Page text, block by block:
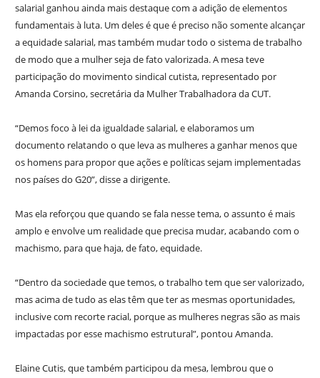
salarial ganhou ainda mais destaque com a adição de elementos
fundamentais à luta. Um deles é que é preciso não somente alcançar
a equidade salarial, mas também mudar todo o sistema de trabalho
de modo que a mulher seja de fato valorizada. A mesa teve
participação do movimento sindical cutista, representado por
Amanda Corsino, secretária da Mulher Trabalhadora da CUT.
“Demos foco à lei da igualdade salarial, e elaboramos um
documento relatando o que leva as mulheres a ganhar menos que
os homens para propor que ações e políticas sejam implementadas
nos países do G20”, disse a dirigente.
Mas ela reforçou que quando se fala nesse tema, o assunto é mais
amplo e envolve um realidade que precisa mudar, acabando com o
machismo, para que haja, de fato, equidade.
“Dentro da sociedade que temos, o trabalho tem que ser valorizado,
mas acima de tudo as elas têm que ter as mesmas oportunidades,
inclusive com recorte racial, porque as mulheres negras são as mais
impactadas por esse machismo estrutural”, pontou Amanda.
Elaine Cutis, que também participou da mesa, lembrou que o